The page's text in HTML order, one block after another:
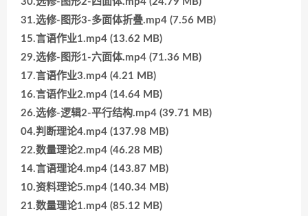
31.选修-图形3-多面体折叠.mp4 (7.56 MB)
15.言语作业1.mp4 (13.62 MB)
29.选修-图形1-六面体.mp4 (71.36 MB)
17.言语作业3.mp4 (4.21 MB)
16.言语作业2.mp4 (14.64 MB)
26.选修-逻辑2-平行结构.mp4 (39.71 MB)
04.判断理论4.mp4 (137.98 MB)
22.数量理论2.mp4 (46.28 MB)
14.言语理论4.mp4 (143.87 MB)
10.资料理论5.mp4 (140.34 MB)
21.数量理论1.mp4 (85.12 MB)